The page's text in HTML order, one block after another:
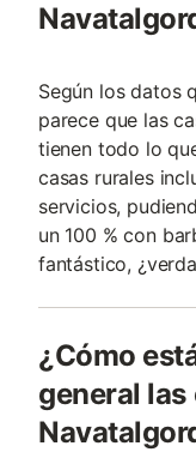
Según los datos
parece que las
tienen todo lo
casas rurales
servicios,
un 100 % con
fantástico,
¿Cómo
general las